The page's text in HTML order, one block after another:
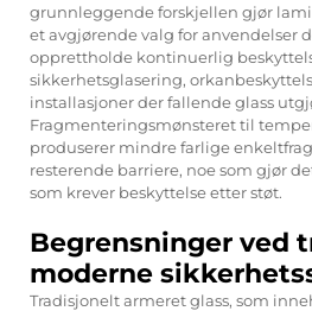
grunnleggende forskjellen gjør
et avgjørende valg for anvendelser
opprettholde kontinuerlig
sikkerhetsglasering,
installasjoner der fallende glass
Fragmenteringsmønsteret til
produserer mindre farlige
resterende barriere, noe som gjør
som krever beskyttelse etter støt.
Begrensninger ved
moderne
Tradisjonelt armeret glass, som